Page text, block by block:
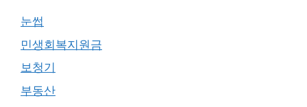
눈썹
민생회복지원금
보청기
부동산